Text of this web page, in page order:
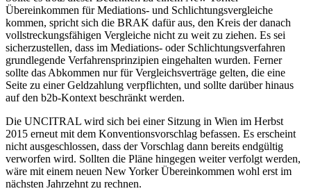
Übereinkommen für Mediations- und Schlichtungsvergleiche
kommen, spricht sich die BRAK dafür aus, den Kreis der danach
vollstreckungsfähigen Vergleiche nicht zu weit zu ziehen. Es sei
sicherzustellen, dass im Mediations- oder Schlichtungsverfahren
grundlegende Verfahrensprinzipien eingehalten wurden. Ferner
sollte das Abkommen nur für Vergleichsverträge gelten, die eine
Seite zu einer Geldzahlung verpflichten, und sollte darüber hinaus
auf den b2b-Kontext beschränkt werden.
Die UNCITRAL wird sich bei einer Sitzung in Wien im Herbst
2015 erneut mit dem Konventionsvorschlag befassen. Es erscheint
nicht ausgeschlossen, dass der Vorschlag dann bereits endgültig
verworfen wird. Sollten die Pläne hingegen weiter verfolgt werden,
wäre mit einem neuen New Yorker Übereinkommen wohl erst im
nächsten Jahrzehnt zu rechnen.